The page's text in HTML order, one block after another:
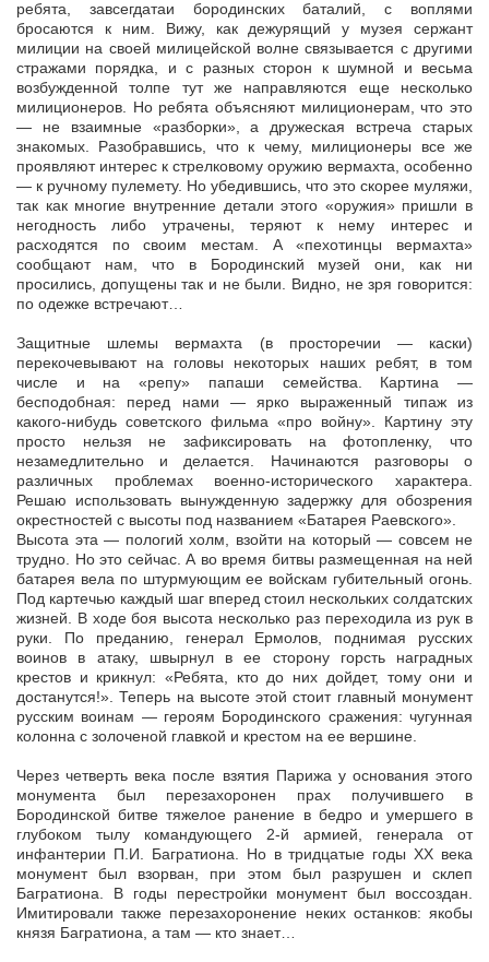
ребята, завсегдатаи бородинских баталий, с воплями
бросаются к ним. Вижу, как дежурящий у музея сержант
милиции на своей милицейской волне связывается с другими
стражами порядка, и с разных сторон к шумной и весьма
возбужденной толпе тут же направляются еще несколько
милиционеров. Но ребята объясняют милиционерам, что это
— не взаимные «разборки», а дружеская встреча старых
знакомых. Разобравшись, что к чему, милиционеры все же
проявляют интерес к стрелковому оружию вермахта, особенно
— к ручному пулемету. Но убедившись, что это скорее муляжи,
так как многие внутренние детали этого «оружия» пришли в
негодность либо утрачены, теряют к нему интерес и
расходятся по своим местам. А «пехотинцы вермахта»
сообщают нам, что в Бородинский музей они, как ни
просились, допущены так и не были. Видно, не зря говорится:
по одежке встречают…
Защитные шлемы вермахта (в просторечии — каски)
перекочевывают на головы некоторых наших ребят, в том
числе и на «репу» папаши семейства. Картина —
бесподобная: перед нами — ярко выраженный типаж из
какого-нибудь советского фильма «про войну». Картину эту
просто нельзя не зафиксировать на фотопленку, что
незамедлительно и делается. Начинаются разговоры о
различных проблемах военно-исторического характера.
Решаю использовать вынужденную задержку для обозрения
окрестностей с высоты под названием «Батарея Раевского».
Высота эта — пологий холм, взойти на который — совсем не
трудно. Но это сейчас. А во время битвы размещенная на ней
батарея вела по штурмующим ее войскам губительный огонь.
Под картечью каждый шаг вперед стоил нескольких солдатских
жизней. В ходе боя высота несколько раз переходила из рук в
руки. По преданию, генерал Ермолов, поднимая русских
воинов в атаку, швырнул в ее сторону горсть наградных
крестов и крикнул: «Ребята, кто до них дойдет, тому они и
достанутся!». Теперь на высоте этой стоит главный монумент
русским воинам — героям Бородинского сражения: чугунная
колонна с золоченой главкой и крестом на ее вершине.
Через четверть века после взятия Парижа у основания этого
монумента был перезахоронен прах получившего в
Бородинской битве тяжелое ранение в бедро и умершего в
глубоком тылу командующего 2-й армией, генерала от
инфантерии П.И. Багратиона. Но в тридцатые годы XX века
монумент был взорван, при этом был разрушен и склеп
Багратиона. В годы перестройки монумент был воссоздан.
Имитировали также перезахоронение неких останков: якобы
князя Багратиона, а там — кто знает…